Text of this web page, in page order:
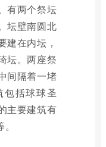
有两个祭坛
坛壁南圆北
建在内坛，
坛。两座祭
间隔着一堵
包括球球圣
主要建筑有